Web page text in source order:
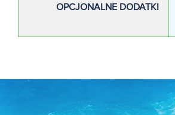
OPCJONALNE DODATKI